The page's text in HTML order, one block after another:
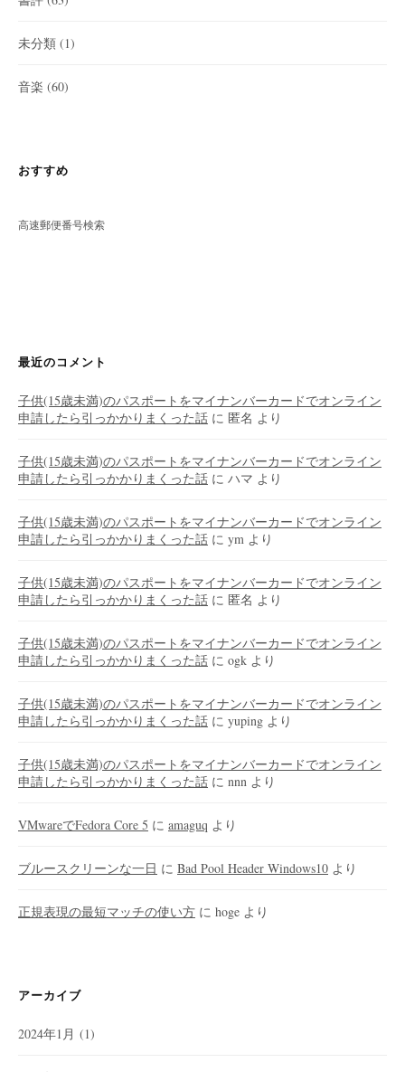
未分類 (1)
音楽 (60)
おすすめ
高速郵便番号検索
最近のコメント
子供(15歳未満)のパスポートをマイナンバーカードでオンライン
申請したら引っかかりまくった話 に 匿名 より
子供(15歳未満)のパスポートをマイナンバーカードでオンライン
申請したら引っかかりまくった話 に ハマ より
子供(15歳未満)のパスポートをマイナンバーカードでオンライン
申請したら引っかかりまくった話 に ym より
子供(15歳未満)のパスポートをマイナンバーカードでオンライン
申請したら引っかかりまくった話 に 匿名 より
子供(15歳未満)のパスポートをマイナンバーカードでオンライン
申請したら引っかかりまくった話 に ogk より
子供(15歳未満)のパスポートをマイナンバーカードでオンライン
申請したら引っかかりまくった話 に yuping より
子供(15歳未満)のパスポートをマイナンバーカードでオンライン
申請したら引っかかりまくった話 に nnn より
VMwareでFedora Core 5 に amaguq より
ブルースクリーンな一日 に Bad Pool Header Windows10 より
正規表現の最短マッチの使い方 に hoge より
アーカイブ
2024年1月 (1)